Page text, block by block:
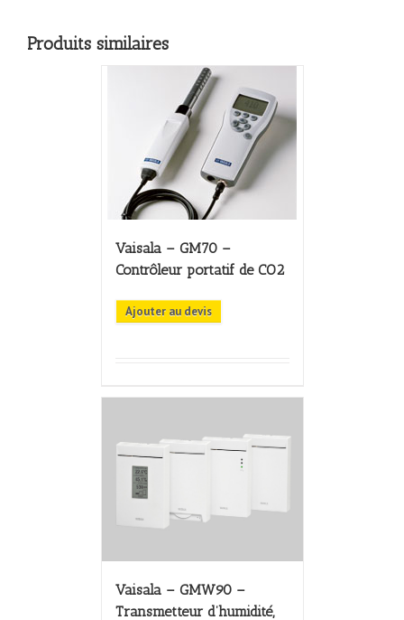
Produits similaires
Vaisala – GM70 –
Contrôleur portatif de CO2
Ajouter au devis
Vaisala – GMW90 –
Transmetteur d’humidité,